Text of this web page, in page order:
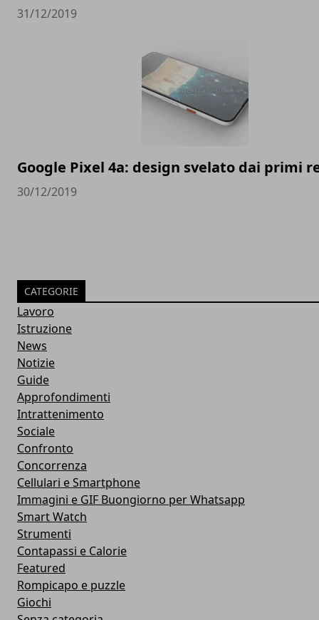
31/12/2019
Google Pixel 4a: design svelato dai primi
30/12/2019
CATEGORIE
Lavoro
Istruzione
News
Notizie
Guide
Approfondimenti
Intrattenimento
Sociale
Confronto
Concorrenza
Cellulari e Smartphone
Immagini e GIF Buongiorno per Whatsapp
Smart Watch
Strumenti
Contapassi e Calorie
Featured
Rompicapo e puzzle
Giochi